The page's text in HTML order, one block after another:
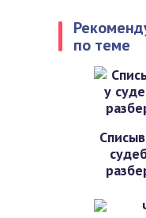
по теме